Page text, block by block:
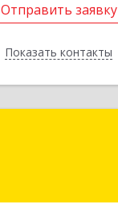
Отправить заявку
Показать контакты
Отправить заявку
Назад